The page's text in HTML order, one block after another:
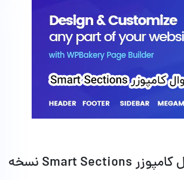
امکانات و قابلیت های افزودنی هوشمند ویژوال کامپوزر Smart Sections نسخه